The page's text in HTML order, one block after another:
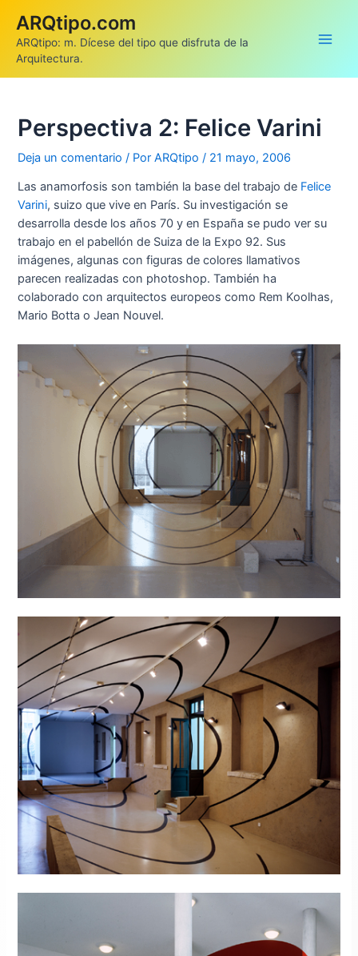
contenido
ARQtipo.com
ARQtipo: m. Dícese del tipo que disfruta de la
Arquitectura.
Perspectiva 2: Felice Varini
Deja un comentario / PorARQtipo/ 21 mayo, 2006
Las anamorfosis son también la base del trabajo de Felice
Varini, suizo que vive en París. Su investigación se
desarrolla desde los años 70 y en España se pudo ver su
trabajo en el pabellón de Suiza de la Expo 92. Sus
imágenes, algunas con figuras de colores llamativos
parecen realizadas con photoshop. También ha
colaborado con arquitectos europeos como Rem Koolhas,
Mario Botta o Jean Nouvel.